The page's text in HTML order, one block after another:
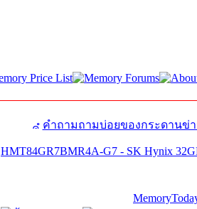
คำถามถามบ่อยของกระดานข่
HMT84GR7BMR4A-G7 - SK Hynix